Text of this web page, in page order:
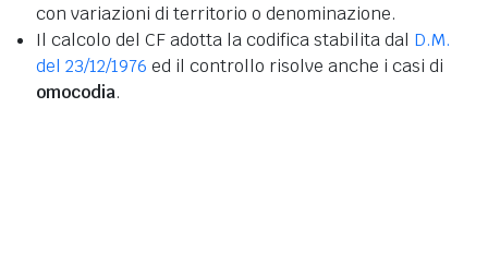
con variazioni di territorio o denominazione.
Il calcolo del CF adotta la codifica stabilita dal D.M.
del 23/12/1976 ed il controllo risolve anche i casi di
omocodia.